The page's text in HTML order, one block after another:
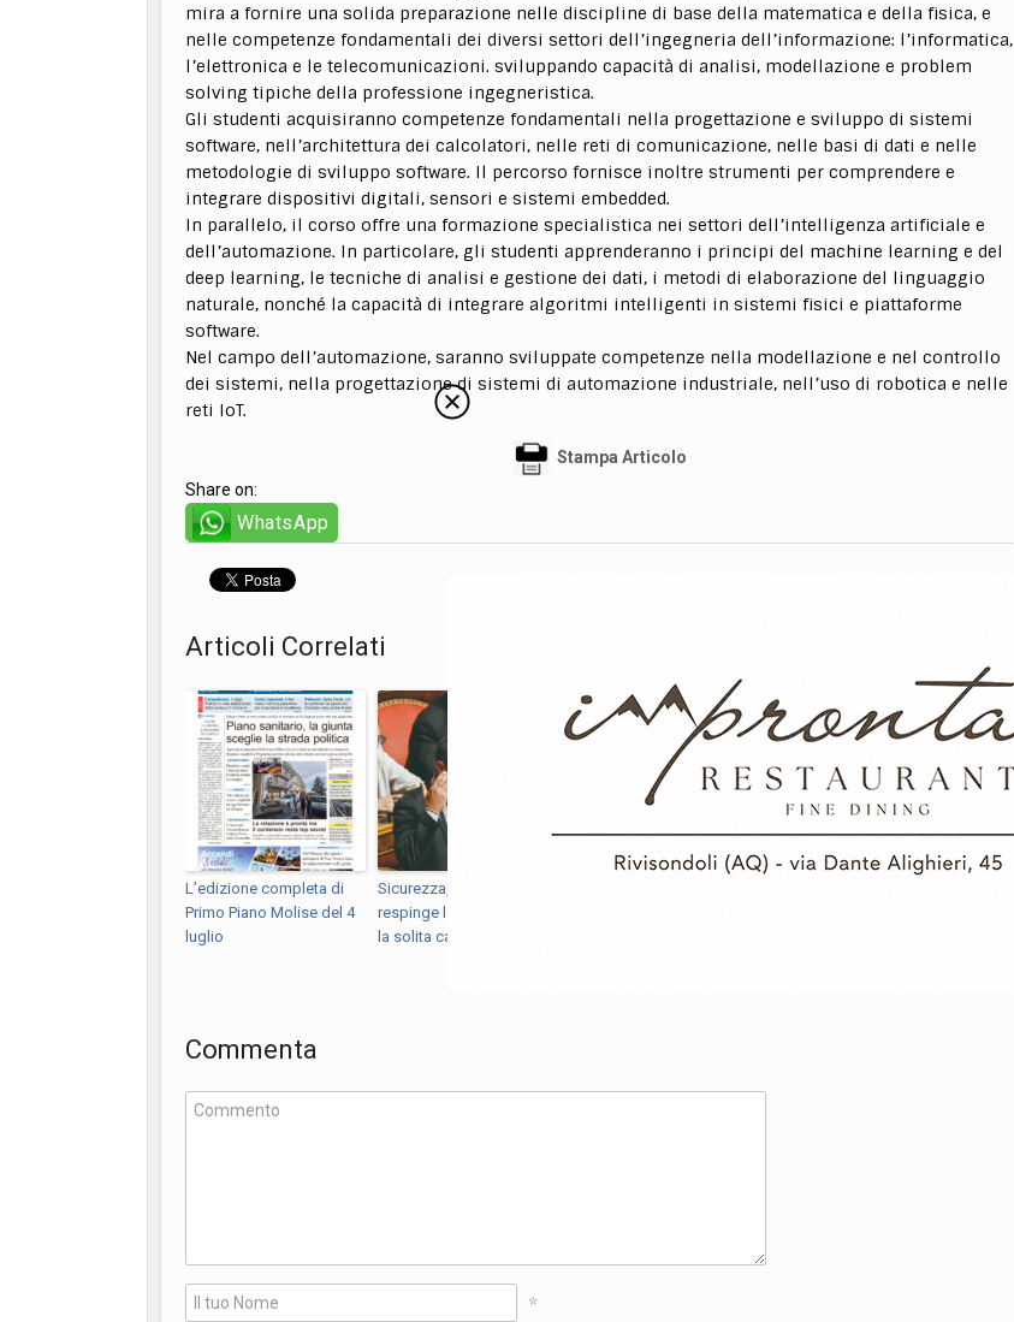
mira a fornire una solida preparazione nelle discipline di base della matematica e della fisica, e
nelle competenze fondamentali dei diversi settori dell’ingegneria dell’informazione: l’informatica,
l’elettronica e le telecomunicazioni. sviluppando capacità di analisi, modellazione e problem
solving tipiche della professione ingegneristica.
Gli studenti acquisiranno competenze fondamentali nella progettazione e sviluppo di sistemi
software, nell’architettura dei calcolatori, nelle reti di comunicazione, nelle basi di dati e nelle
metodologie di sviluppo software. Il percorso fornisce inoltre strumenti per comprendere e
integrare dispositivi digitali, sensori e sistemi embedded.
In parallelo, il corso offre una formazione specialistica nei settori dell’intelligenza artificiale e
dell’automazione. In particolare, gli studenti apprenderanno i principi del machine learning e del
deep learning, le tecniche di analisi e gestione dei dati, i metodi di elaborazione del linguaggio
naturale, nonché la capacità di integrare algoritmi intelligenti in sistemi fisici e piattaforme
software.
Nel campo dell’automazione, saranno sviluppate competenze nella modellazione e nel controllo
dei sistemi, nella progettazione di sistemi di automazione industriale, nell’uso di robotica e nelle
reti IoT.
Stampa Articolo
Share on:
WhatsApp
Articoli Correlati
L’edizione completa di
Primo Piano Molise del 4
luglio
Sicurezza, Della Porta
respinge le accuse dem:
la solita caciara
Commenta
*